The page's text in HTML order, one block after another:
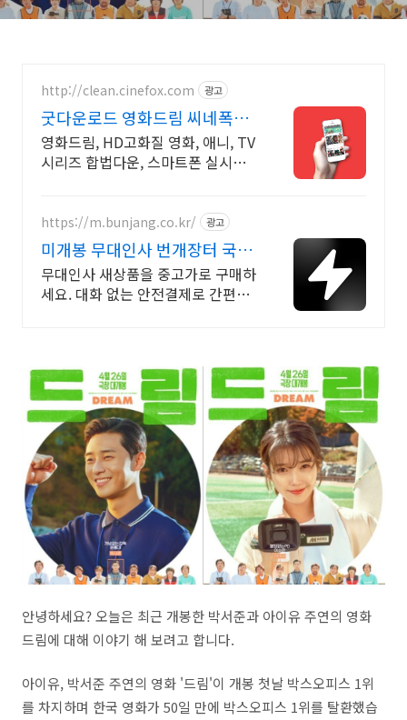
http://clean.cinefox.com 광고
굿다운로드 영화드림 씨네폭스
굿다운로드 영화관
영화드림, HD고화질 영화, 애니, TV
시리즈 합법다운, 스마트폰 실시간
https://m.bunjang.co.kr/ 광고
미개봉 무대인사 번개장터 국내
최대 브랜드 중고거래
무대인사 새상품을 중고가로 구매하
세요. 대화 없는 안전결제로 간편하
안녕하세요? 오늘은 최근 개봉한 박서준과 아이유 주연의 영화
드림에 대해 이야기 해 보려고 합니다.
아이유, 박서준 주연의 영화 '드림'이 개봉 첫날 박스오피스 1위
를 차지하며 한국 영화가50일 만에 박스오피스 1위를 탈환했습